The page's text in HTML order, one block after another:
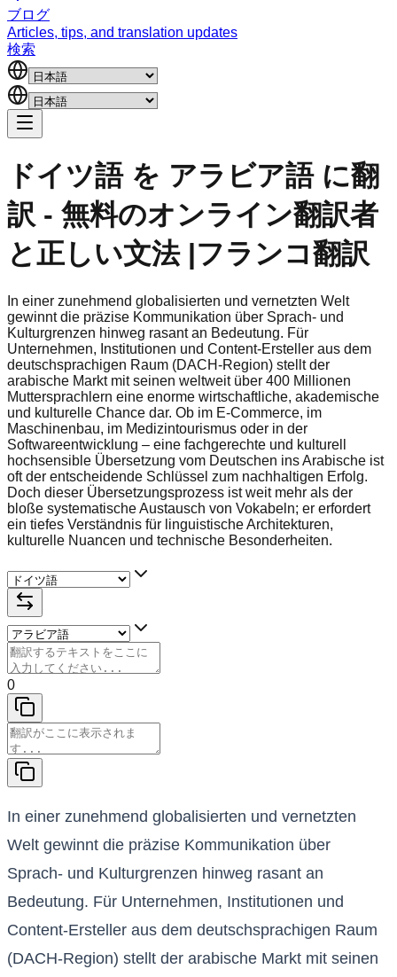
ブログ
Articles, tips, and translation updates
検索
ドイツ語 を アラビア語 に翻
訳 - 無料のオンライン翻訳者
と正しい文法 |フランコ翻訳
In einer zunehmend globalisierten und vernetzten Welt
gewinnt die präzise Kommunikation über Sprach- und
Kulturgrenzen hinweg rasant an Bedeutung. Für
Unternehmen, Institutionen und Content-Ersteller aus dem
deutschsprachigen Raum (DACH-Region) stellt der
arabische Markt mit seinen weltweit über 400 Millionen
Muttersprachlern eine enorme wirtschaftliche, akademische
und kulturelle Chance dar. Ob im E-Commerce, im
Maschinenbau, im Medizintourismus oder in der
Softwareentwicklung – eine fachgerechte und kulturell
hochsensible Übersetzung vom Deutschen ins Arabische ist
oft der entscheidende Schlüssel zum nachhaltigen Erfolg.
Doch dieser Übersetzungsprozess ist weit mehr als der
bloße systematische Austausch von Vokabeln; er erfordert
ein tiefes Verständnis für linguistische Architekturen,
kulturelle Nuancen und technische Besonderheiten.
0
In einer zunehmend globalisierten und vernetzten
Welt gewinnt die präzise Kommunikation über
Sprach- und Kulturgrenzen hinweg rasant an
Bedeutung. Für Unternehmen, Institutionen und
Content-Ersteller aus dem deutschsprachigen Raum
(DACH-Region) stellt der arabische Markt mit seinen